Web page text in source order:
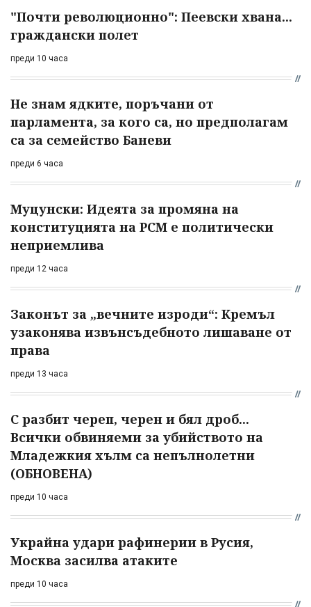
"Почти революционно": Пеевски хвана...
граждански полет
преди 10 часа
Не знам ядките, поръчани от
парламента, за кого са, но предполагам
са за семейство Баневи
преди 6 часа
Муцунски: Идеята за промяна на
конституцията на РСМ е политически
неприемлива
преди 12 часа
Законът за „вечните изроди“: Кремъл
узаконява извънсъдебното лишаване от
права
преди 13 часа
С разбит череп, черен и бял дроб...
Всички обвиняеми за убийството на
Младежкия хълм са непълнолетни
(ОБНОВЕНА)
преди 10 часа
Украйна удари рафинерии в Русия,
Москва засилва атаките
преди 10 часа